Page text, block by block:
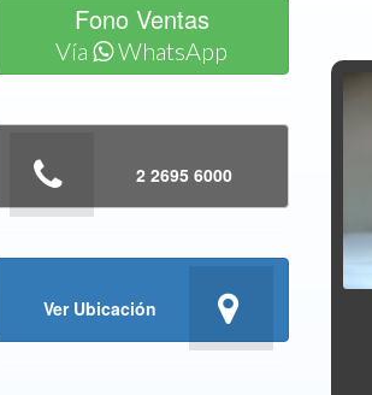
Fono Ventas
Vía WhatsApp
2 2695 6000
Ver Ubicación